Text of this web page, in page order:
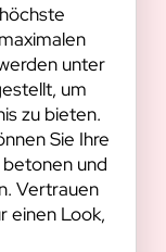
unter
um
zu bieten.
Sie Ihre
und
Vertrauen
einen Look,